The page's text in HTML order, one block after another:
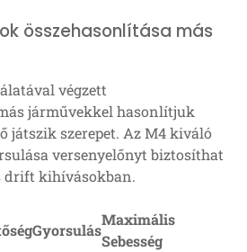
összehasonlítása más
végzett
járművekkel hasonlítjuk
játszik szerepet. Az M4 kiváló
versenyelőnyt biztosíthat
drift kihívásokban.
Gyorsulás
Maximális
Sebesség